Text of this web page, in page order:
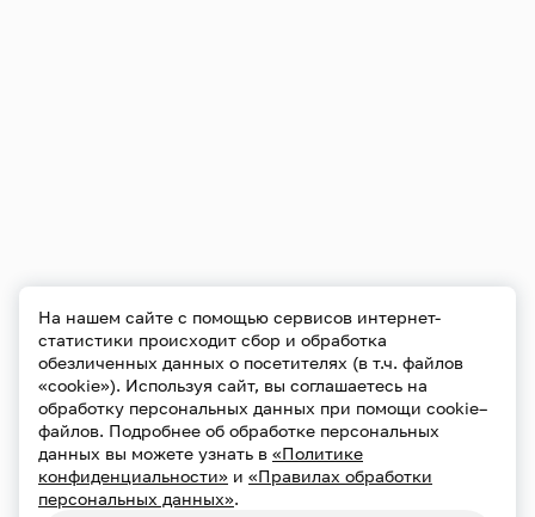
На нашем сайте с помощью сервисов интернет-
статистики происходит сбор и обработка
обезличенных данных о посетителях (в т.ч. файлов
«cookie»). Используя сайт, вы соглашаетесь на
обработку персональных данных при помощи cookie–
файлов. Подробнее об обработке персональных
данных вы можете узнать в «Политике
конфиденциальности» и «Правилах обработки
персональных данных».